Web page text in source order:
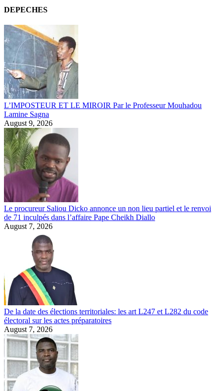
DEPECHES
L’IMPOSTEUR ET LE MIROIR Par le Professeur Mouhadou
Lamine Sagna
August 9, 2026
Le procureur Saliou Dicko annonce un non lieu partiel et le renvoi
de 71 inculpés dans l’affaire Pape Cheikh Diallo
August 7, 2026
De la date des élections territoriales: les art L247 et L282 du code
électoral sur les actes préparatoires
August 7, 2026